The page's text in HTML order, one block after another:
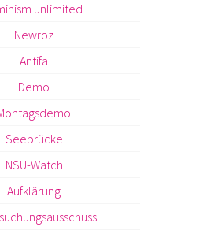
unlimited
Newroz
Antifa
Demo
Seebrücke
NSU-Watch
Aufklärung